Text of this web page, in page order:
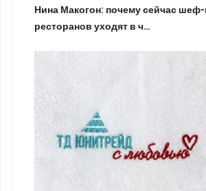
Нина Макогон: почему сейчас
ресторанов уходят в ч…